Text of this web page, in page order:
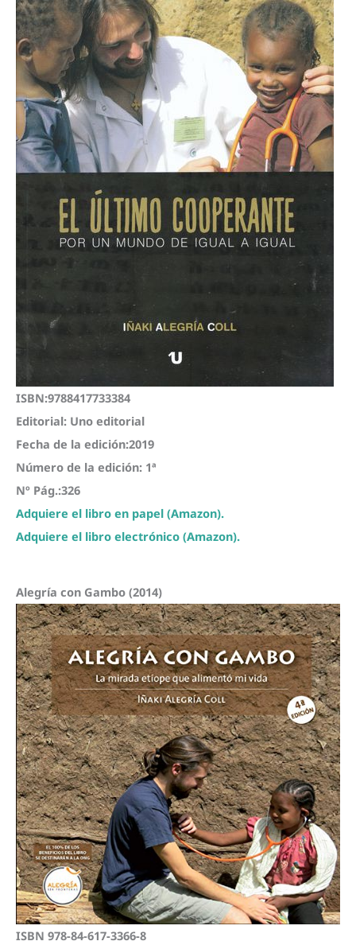
ISBN:9788417733384
Editorial: Uno editorial
Fecha de la edición:2019
Número de la edición: 1ª
Nº Pág.:326
Adquiere el libro en papel (Amazon).
Adquiere el libro electrónico (Amazon).
Alegría con Gambo (2014)
ISBN 978-84-617-3366-8